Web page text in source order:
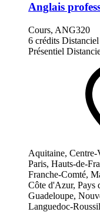
Anglais
Cours, ANG320
6 crédits
Présentiel
Aquitaine, Centre-
Paris, Hauts-de-
Franche-Comté,
Côte d'Azur, Pays
Guadeloupe,
Languedoc-